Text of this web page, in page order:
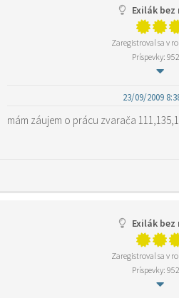
Exilák bez
Zaregistroval sa v
Príspevky:
23/09/2009
mám záujem o prácu zvarača
Exilák bez
Zaregistroval sa v
Príspevky: